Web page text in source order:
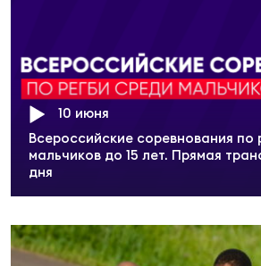
Всероссийские соревнования по
мальчиков до 15 лет. Прямая
дня
10 июня